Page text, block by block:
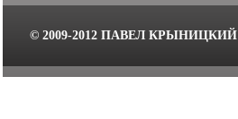
© 2009-2012 ПАВЕЛ КРЫНИЦКИЙ